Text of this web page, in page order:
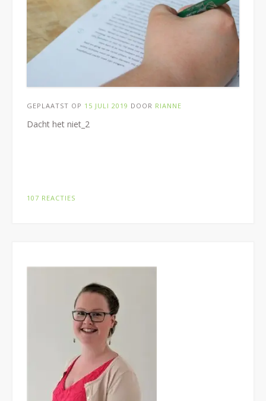
GEPLAATST OP 15 JULI 2019 DOOR RIANNE
Dacht het niet_2
107 REACTIES